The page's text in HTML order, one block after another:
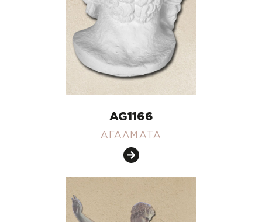
AG1166
ΑΓΑΛΜΑΤΑ